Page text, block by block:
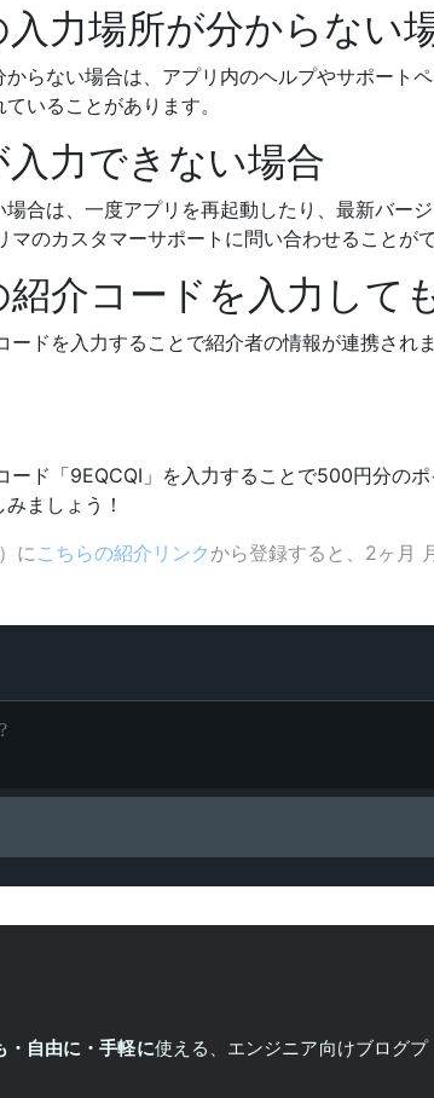
力場所が分からない
らない場合は、アプリ内のヘルプやサポー
いることがあります。
力できない場合
合は、一度アプリを再起動したり、最新バー
マのカスタマーサポートに問い合わせることがで
介コードを入力して
ードを入力することで紹介者の情報が連携さ
ード「9EQCQI」を入力することで500円分の
ましょう！
にこちらの紹介リンク から登録すると、2ヶ月
・自由に・手軽に使える、エンジニア向けブログプ